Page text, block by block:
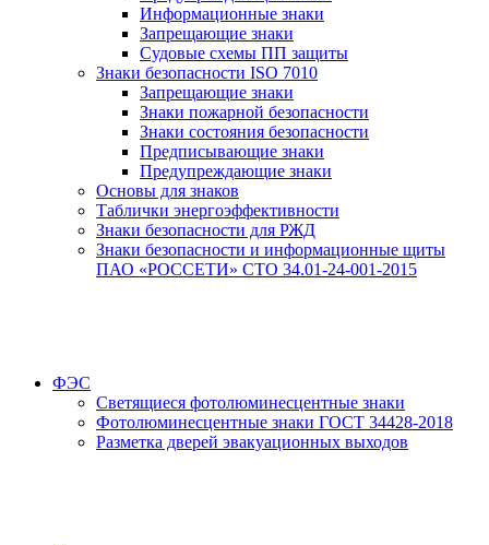
Информационные знаки
Запрещающие знаки
Судовые схемы ПП защиты
Знаки безопасности ISO 7010
Запрещающие знаки
Знаки пожарной безопасности
Знаки состояния безопасности
Предписывающие знаки
Предупреждающие знаки
Основы для знаков
Таблички энергоэффективности
Знаки безопасности для РЖД
Знаки безопасности и информационные щиты
ПАО «РОССЕТИ» СТО 34.01-24-001-2015
ФЭС
Светящиеся фотолюминесцентные знаки
Фотолюминесцентные знаки ГОСТ 34428-2018
Разметка дверей эвакуационных выходов